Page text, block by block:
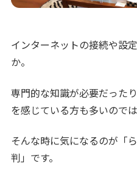
インターネットの接続や設
か。
専門的な知識が必要だった
を感じている方も多いので
そんな時に気になるのが「
判」です。